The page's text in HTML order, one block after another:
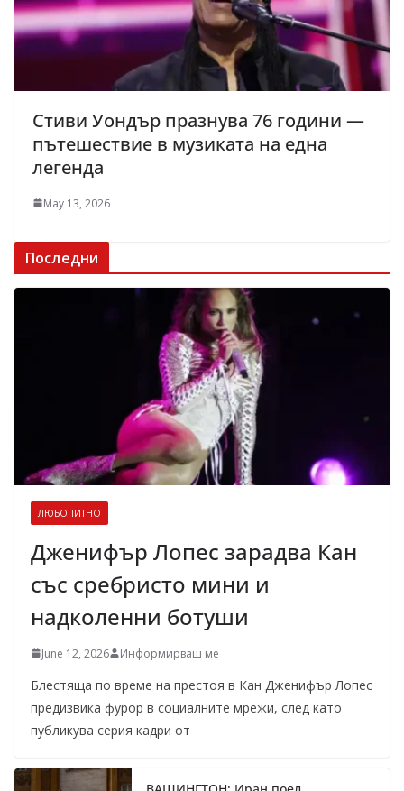
Стиви Уондър празнува 76 години —
пътешествие в музиката на една
легенда
May 13, 2026
Последни
ЛЮБОПИТНО
Дженифър Лопес зарадва Кан
със сребристо мини и
надколенни ботуши
June 12, 2026 Информирваш ме
Блестяща по време на престоя в Кан Дженифър Лопес
предизвика фурор в социалните мрежи, след като
публикува серия кадри от